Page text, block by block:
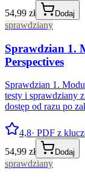
54,99 zł
Dodaj
sprawdziany
Sprawdzian 1.
Perspectives
Sprawdzian 1.
testy i sprawdziany
dostęp od razu po
4,8· PDF z
54,99 zł
Dodaj
sprawdziany